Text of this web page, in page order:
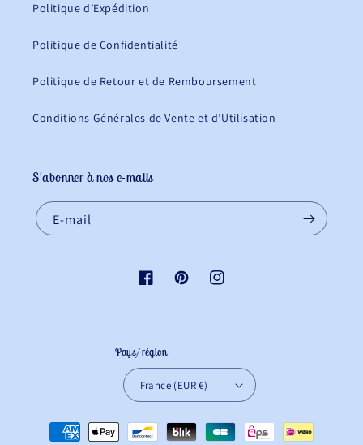
Politique d’Expédition
Politique de Confidentialité
Politique de Retour et de Remboursement
Conditions Générales de Vente et d’Utilisation
S'abonner à nos e-mails
E-mail
FacebookPinterestInstagram
Pays/région
France (EUR €)
Moyens